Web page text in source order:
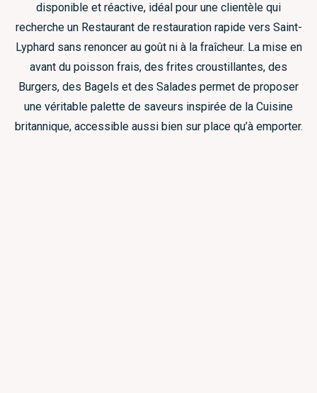
disponible et réactive, idéal pour une clientèle qui
recherche un Restaurant de restauration rapide vers Saint-
Lyphard sans renoncer au goût ni à la fraîcheur. La mise en
avant du poisson frais, des frites croustillantes, des
Burgers, des Bagels et des Salades permet de proposer
une véritable palette de saveurs inspirée de la Cuisine
britannique, accessible aussi bien sur place qu’à emporter.